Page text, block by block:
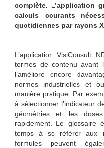
complète. L’application
calculs courants
quotidiennes par rayons
L’application VisiConsult
termes de contenu avant
l’améliore encore
normes industrielles et
manière pratique. Par
à sélectionner l’indicateur
géométries et les
rapidement. Le glossaire
temps à se référer aux
formules peuvent